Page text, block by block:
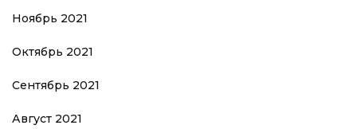
Ноябрь 2021
Октябрь 2021
Сентябрь 2021
Август 2021